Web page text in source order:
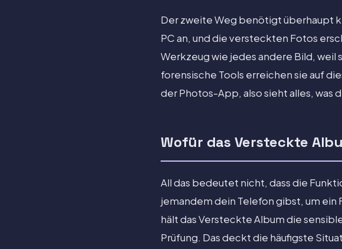
Der zweite Weg benötigt überhaupt
PC an, und die versteckten Fotos
Werkzeug wie jedes andere Bild, weil
forensische Tools erreichen sie auf
der Photos-App, also sieht alles, was
Wofür das Versteckte
All das bedeutet nicht, dass die
jemandem dein Telefon gibst, um ein
hält das Versteckte Album die
Prüfung. Das deckt die häufigste